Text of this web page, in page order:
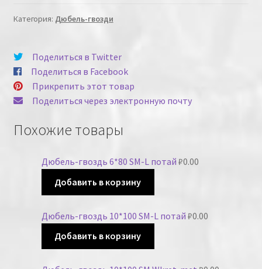
Категория: Дюбель-гвозди
Поделиться в Twitter
Поделиться в Facebook
Прикрепить этот товар
Поделиться через электронную почту
Похожие товары
Дюбель-гвоздь 6*80 SM-L потай ₽0.00
Добавить в корзину
Дюбель-гвоздь 10*100 SM-L потай ₽0.00
Добавить в корзину